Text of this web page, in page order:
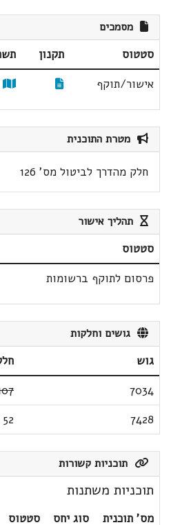
מסמכים
סטטוס תקנון
אישור/תוקף
מטרת התוכנית
חלק מהדרך לביטול מס' 126
תהליך אישור
סטטוס
פרסום לתוקף ברשומות
גושים וחלקות
גוש
7034
7428
52
תוכניות קשורות
תוכניות משתנות
מס' תוכנית סוג יחס
סטטוס